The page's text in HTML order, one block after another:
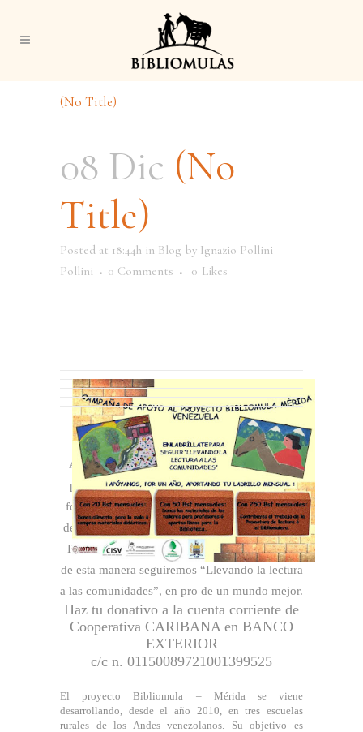
(No Title)
08 Dic (No
Title)
Posted at 18:44h in Blog by Ignazio Pollini
Pollini
0 Comments 0 Likes
Amigos!!! Queremos invitarlos a que hagan
parte de nuestra campaña de recaudación de
fondos para cubrir las necesidades específicas
del Proyecto Bibliomula – Mérida (Venezuela).
Para nosotros es importante su ayuda, ya que
de esta manera seguiremos “Llevando la lectura
a las comunidades”, en pro de un mundo mejor.
Haz tu donativo a la cuenta corriente de
Cooperativa CARIBANA en BANCO
EXTERIOR
c/c n. 01150089721001399525
El proyecto Bibliomula – Mérida se viene
desarrollando, desde el año 2010, en tres escuelas
rurales de los Andes venezolanos. Su objetivo es